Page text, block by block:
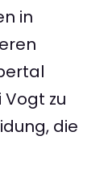
in
zu
die